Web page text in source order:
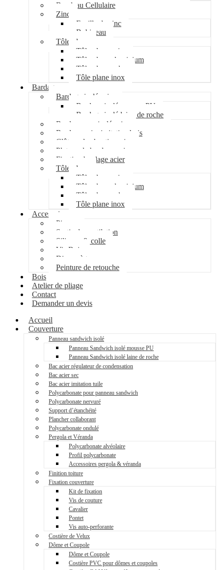
Bandeau Cellulaire
Zinc
Feuille de zinc
Bobineau
Tôle plane
Tôle plane acier
Tôle plane aluminium
Tôle plane galva
Tôle plane inox
Bardage
Bardage isolé acier
Bardage isolé mousse PU
Bardage isolé laine de roche
Bardage non isolé acier
Bardage acier imitation bois
Clôture de chantier acier
Plateau de bardage acier
Fixation bardage acier
Tôle plane
Tôle plane acier
Tôle plane aluminium
Tôle plane galva
Tôle plane inox
Accessoires
Pipeco
Sortie de ventilation
Silicone & colle
Vis Bois
Disque à tronçonner
Peinture de retouche
Bois
Atelier de pliage
Contact
Demander un devis
Accueil
Couverture
Panneau sandwich isolé
Panneau Sandwich isolé mousse PU
Panneau Sandwich isolé laine de roche
Bac acier régulateur de condensation
Bac acier sec
Bac acier imitation tuile
Polycarbonate pour panneau sandwich
Polycarbonate nervuré
Support d’étanchéité
Plancher collaborant
Polycarbonate ondulé
Pergola et Véranda
Polycarbonate alvéolaire
Profil polycarbonate
Accessoires pergola & véranda
Finition toiture
Fixation couverture
Kit de fixation
Vis de couture
Cavalier
Pontet
Vis auto-perforante
Costière de Velux
Dôme et Coupole
Dôme et Coupole
Costière PVC pour dômes et coupoles